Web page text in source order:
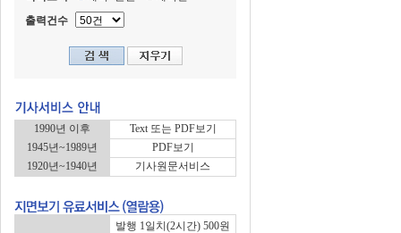
출력건수
1990년 이후
Text 또는 PDF보기
1945년~1989년
PDF보기
1920년~1940년
기사원문서비스
발행 1일치(2시간) 500원